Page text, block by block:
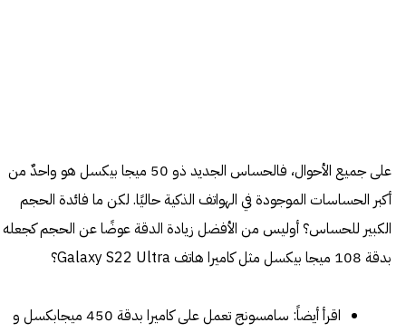
على جميع الأحوال، فالحساس الجديد ذو 50 ميجا بيكسل هو واحدٌ من
أكبر الحساسات الموجودة في الهواتف الذكية حاليًا. لكن ما فائدة الحجم
الكبير للحساس؟ أوليس من الأفضل زيادة الدقة عوضًا عن الحجم كجعله
بدقة 108 ميجا بيكسل مثل كاميرا هاتف Galaxy S22 Ultra؟
اقرأ أيضاً: سامسونج تعمل على كاميرا بدقة 450 ميجابكسل و